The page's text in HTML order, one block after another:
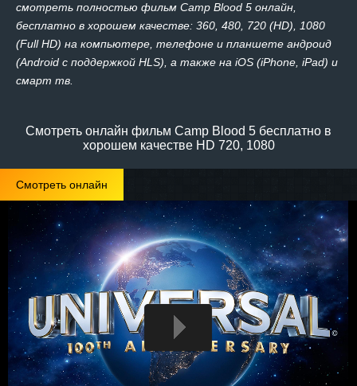
смотреть полностью фильм Camp Blood 5 онлайн,
бесплатно в хорошем качестве: 360, 480, 720 (HD), 1080
(Full HD) на компьютере, телефоне и планшете андроид
(Android с поддержкой HLS), а также на iOS (iPhone, iPad) и
смарт тв.
Смотреть онлайн фильм Camp Blood 5 бесплатно в
хорошем качестве HD 720, 1080
Смотреть онлайн